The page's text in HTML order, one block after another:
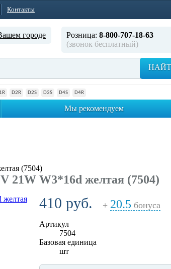
Контакты
городе Розница: 8-800-707-18-63
(звонок бесплатный)
D2R D2S D3S D4S D4R
Мы рекомендуем
(7504)
21W W3*16d желтая (7504)
410 руб. + 20.5 бонуса
Артикул
7504
Базовая единица
шт